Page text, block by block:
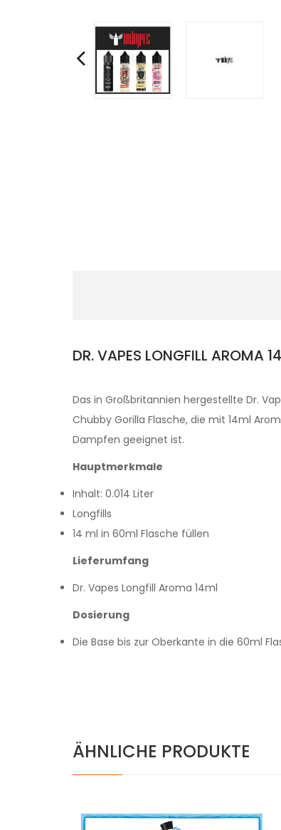
DR. VAPES LONGFILL AROMA
Das in Großbritannien hergestellte Dr.
Chubby Gorilla Flasche, die mit 14ml
Dampfen geeignet ist.
Hauptmerkmale
Inhalt: 0.014 Liter
Longfills
14 ml in 60ml Flasche füllen
Lieferumfang
Dr. Vapes Longfill Aroma 14ml
Dosierung
Die Base bis zur Oberkante in die 60ml
ÄHNLICHE PRODUKTE